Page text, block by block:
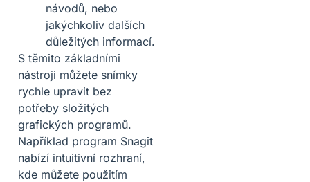
návodů, nebo
jakýchkoliv dalších
důležitých informací.
S těmito základními
nástroji můžete snímky
rychle upravit bez
potřeby složitých
grafických programů.
Například program Snagit
nabízí intuitivní rozhraní,
kde můžete použitím